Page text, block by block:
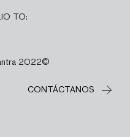
TO:
2022©
CONTÁCTANOS